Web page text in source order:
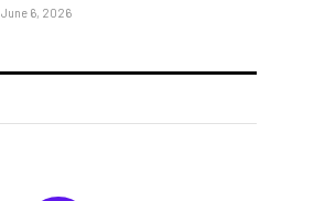
June 6, 2026